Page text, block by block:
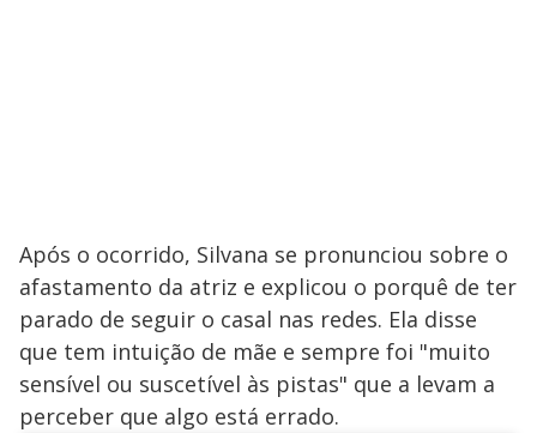
Após o ocorrido, Silvana se pronunciou sobre o
afastamento da atriz e explicou o porquê de ter
parado de seguir o casal nas redes. Ela disse
que tem intuição de mãe e sempre foi "muito
sensível ou suscetível às pistas" que a levam a
perceber que algo está errado.